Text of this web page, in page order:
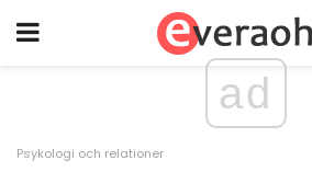
ad
Psykologi och relationer